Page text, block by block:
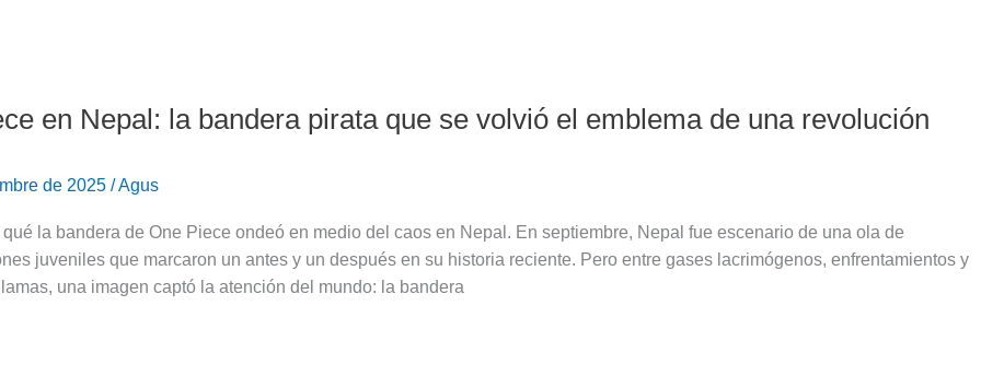
en Nepal: la bandera pirata que se volvió el emblema de una revolución
de 2025 /Agus
qué la bandera de One Piece ondeó en medio del caos en Nepal. En septiembre, Nepal fue escenario de una ola de
juveniles que marcaron un antes y un después en su historia reciente. Pero entre gases lacrimógenos, enfrentamientos y
una imagen captó la atención del mundo: la bandera